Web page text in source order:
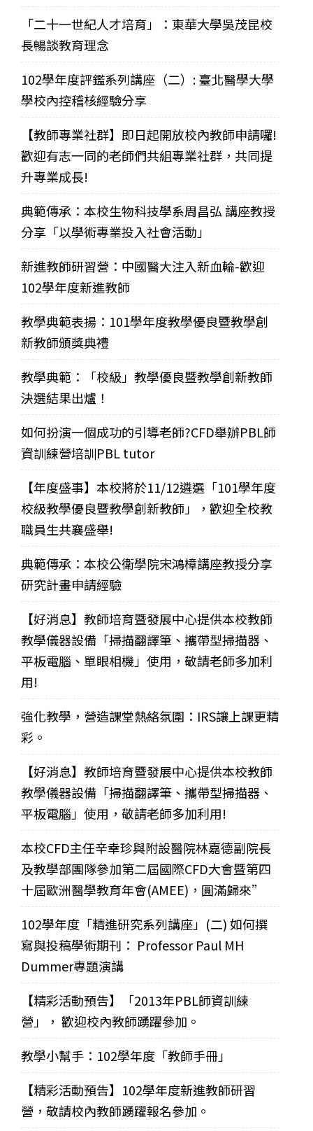
「二十一世紀人才培育」：東華大學吳茂昆校
長暢談教育理念
102學年度評鑑系列講座（二）: 臺北醫學大學
學校內控稽核經驗分享
【教師專業社群】即日起開放校內教師申請囉!
歡迎有志一同的老師們共組專業社群，共同提
升專業成長!
典範傳承：本校生物科技學系周昌弘 講座教授
分享「以學術專業投入社會活動」
新進教師研習營：中國醫大注入新血輪-歡迎
102學年度新進教師
教學典範表揚：101學年度教學優良暨教學創
新教師頒獎典禮
教學典範：「校級」教學優良暨教學創新教師
決選結果出爐！
如何扮演一個成功的引導老師?CFD舉辦PBL師
資訓練營培訓PBL tutor
【年度盛事】本校將於11/12遴選「101學年度
校級教學優良暨教學創新教師」，歡迎全校教
職員生共襄盛舉!
典範傳承：本校公衛學院宋鴻樟講座教授分享
研究計畫申請經驗
【好消息】教師培育暨發展中心提供本校教師
教學儀器設備「掃描翻譯筆、攜帶型掃描器、
平板電腦、單眼相機」使用，敬請老師多加利
用!
強化教學，營造課堂熱絡氛圍：IRS讓上課更精
彩。
【好消息】教師培育暨發展中心提供本校教師
教學儀器設備「掃描翻譯筆、攜帶型掃描器、
平板電腦」使用，敬請老師多加利用!
本校CFD主任辛幸珍與附設醫院林嘉德副院長
及教學部團隊參加第二屆國際CFD大會暨第四
十屆歐洲醫學教育年會(AMEE)，圓滿歸來”
102學年度「精進研究系列講座」(二) 如何撰
寫與投稿學術期刊： Professor Paul MH
Dummer專題演講
【精彩活動預告】「2013年PBL師資訓練
營」， 歡迎校內教師踴躍參加。
教學小幫手：102學年度「教師手冊」
【精彩活動預告】102學年度新進教師研習
營，敬請校內教師踴躍報名參加。